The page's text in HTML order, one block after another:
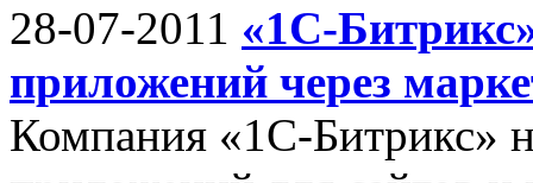
28-07-2011 «1С-
приложений через
Компания «1С-Битрикс»